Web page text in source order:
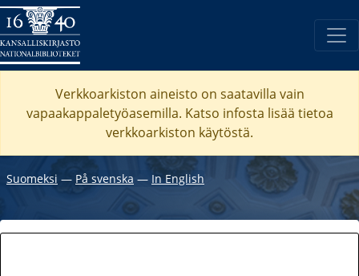
Verkkoarkiston aineisto on saatavilla vain
vapaakappaletyöasemilla. Katso infosta lisää tietoa
verkkoarkiston käytöstä.
Suomeksi ― På svenska ― In English